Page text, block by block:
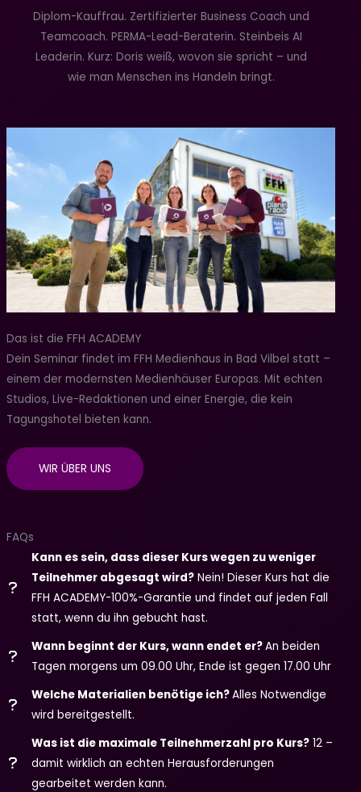
Diplom-Kauffrau. Zertifizierter Business Coach und
Teamcoach. PERMA-Lead-Beraterin. Steinbeis AI
Leaderin. Kurz: Doris weiß, wovon sie spricht – und
wie man Menschen ins Handeln bringt.
Das ist die FFH ACADEMY
Dein Seminar findet im FFH Medienhaus in Bad Vilbel statt –
einem der modernsten Medienhäuser Europas. Mit echten
Studios, Live-Redaktionen und einer Energie, die kein
Tagungshotel bieten kann.
WIR ÜBER UNS
FAQs
Kann es sein, dass dieser Kurs wegen zu weniger
Teilnehmer abgesagt wird? Nein! Dieser Kurs hat die
FFH ACADEMY-100%-Garantie und findet auf jeden Fall
statt, wenn du ihn gebucht hast.
Wann beginnt der Kurs, wann endet er?An beiden
Tagen morgens um 09.00 Uhr, Ende ist gegen 17.00 Uhr
Welche Materialien benötige ich?Alles Notwendige
wird bereitgestellt.
Was ist die maximale Teilnehmerzahl pro Kurs? 12 –
damit wirklich an echten Herausforderungen
gearbeitet werden kann.